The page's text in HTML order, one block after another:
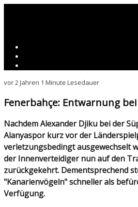
vor 2 Jahren 1 Minute Lesedauer
Fenerbahçe: Entwarnung
Nachdem Alexander Djiku bei der Süper-Lig-Partie gegen
Alanyaspor kurz vor der
verletzungsbedingt ausgewechselt
der Innenverteidiger nun auf den
zurückgekehrt. Dementsprechend
"Kanarienvögeln" schneller als
Verfügung.